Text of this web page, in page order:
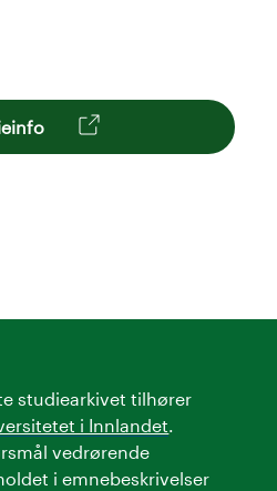
studiearkivet tilhører
i Innlandet.
vedrørende
i emnebeskrivelser